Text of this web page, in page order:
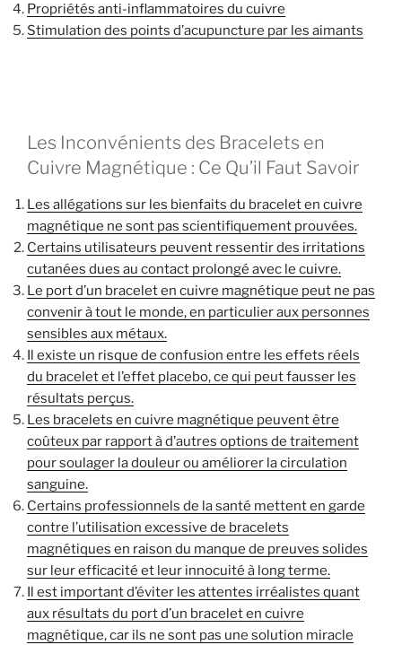
Propriétés anti-inflammatoires du cuivre
Stimulation des points d’acupuncture par les aimants
Les Inconvénients des Bracelets en
Cuivre Magnétique : Ce Qu’il Faut Savoir
Les allégations sur les bienfaits du bracelet en cuivre
magnétique ne sont pas scientifiquement prouvées.
Certains utilisateurs peuvent ressentir des irritations
cutanées dues au contact prolongé avec le cuivre.
Le port d’un bracelet en cuivre magnétique peut ne pas
convenir à tout le monde, en particulier aux personnes
sensibles aux métaux.
Il existe un risque de confusion entre les effets réels
du bracelet et l’effet placebo, ce qui peut fausser les
résultats perçus.
Les bracelets en cuivre magnétique peuvent être
coûteux par rapport à d’autres options de traitement
pour soulager la douleur ou améliorer la circulation
sanguine.
Certains professionnels de la santé mettent en garde
contre l’utilisation excessive de bracelets
magnétiques en raison du manque de preuves solides
sur leur efficacité et leur innocuité à long terme.
Il est important d’éviter les attentes irréalistes quant
aux résultats du port d’un bracelet en cuivre
magnétique, car ils ne sont pas une solution miracle